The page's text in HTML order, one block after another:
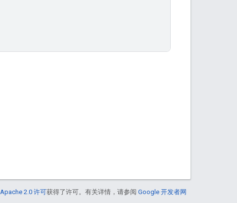
Apache 2.0 许可获得了许可。有关详情，请参阅 Google 开发者网